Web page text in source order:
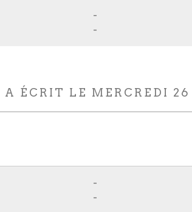
-
-
A ÉCRIT LE MERCREDI 26
-
-